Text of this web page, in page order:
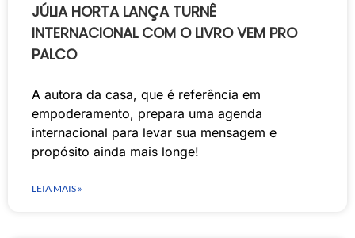
JÚLIA HORTA LANÇA TURNÊ
INTERNACIONAL COM O LIVRO VEM PRO
PALCO
A autora da casa, que é referência em
empoderamento, prepara uma agenda
internacional para levar sua mensagem e
propósito ainda mais longe!
LEIA MAIS »